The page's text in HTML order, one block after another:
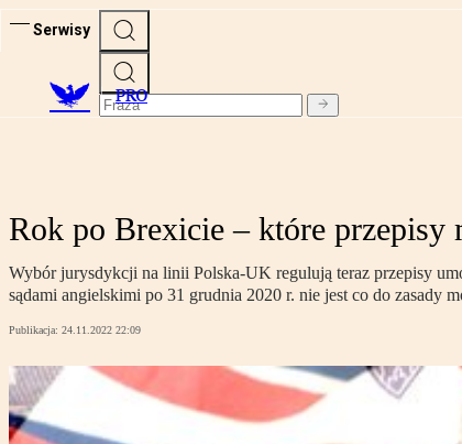
Serwisy
PRO
Rok po Brexicie – które przepisy
Wybór jurysdykcji na linii Polska-UK regulują teraz przepisy
sądami angielskimi po 31 grudnia 2020 r. nie jest co do zasady
Publikacja: 24.11.2022 22:09